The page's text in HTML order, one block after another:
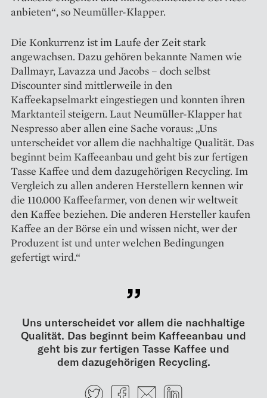
anbieten“, so Neumüller-Klapper.
Die Konkurrenz ist im Laufe der Zeit stark
angewachsen. Dazu gehören bekannte Namen wie
Dallmayr, Lavazza und Jacobs – doch selbst
Discounter sind mittlerweile in den
Kaffeekapselmarkt eingestiegen und konnten ihren
Marktanteil steigern. Laut Neumüller-Klapper hat
Nespresso aber allen eine Sache voraus: „Uns
unterscheidet vor allem die nachhaltige Qualität. Das
beginnt beim Kaffeeanbau und geht bis zur fertigen
Tasse Kaffee und dem dazugehörigen Recycling. Im
Vergleich zu allen anderen Herstellern kennen wir
die 110.000 Kaffeefarmer, von denen wir weltweit
den Kaffee beziehen. Die anderen Hersteller kaufen
Kaffee an der Börse ein und wissen nicht, wer der
Produzent ist und unter welchen Bedingungen
gefertigt wird.“
Uns unterscheidet vor allem die nachhaltige
Qualität. Das beginnt beim Kaffeeanbau und
geht bis zur ­fertigen Tasse Kaffee und
dem dazu­gehörigen Recycling.
TwitterFacebook
E-mail